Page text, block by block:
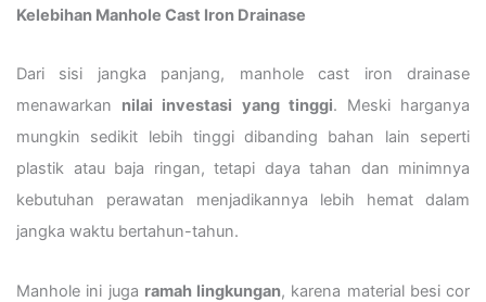
Kelebihan Manhole Cast Iron Drainase
Dari sisi jangka panjang, manhole cast iron drainase
menawarkan nilai investasi yang tinggi. Meski harganya
mungkin sedikit lebih tinggi dibanding bahan lain seperti
plastik atau baja ringan, tetapi daya tahan dan minimnya
kebutuhan perawatan menjadikannya lebih hemat dalam
jangka waktu bertahun-tahun.
Manhole ini juga ramah lingkungan, karena material besi cor